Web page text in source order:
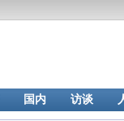
国内 访谈